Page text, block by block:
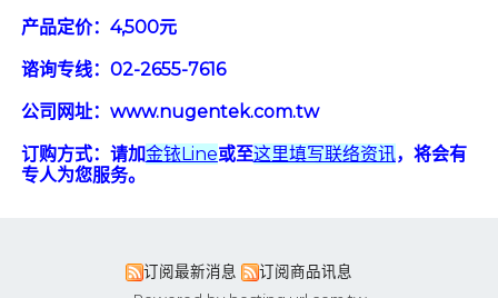
产品定价：4,500元
谘询专线：02-2655-7616
公司网址：www.nugentek.com.tw
订购方式：请加金铱Line或至这里填写联络资讯，将会有
专人为您服务。
订阅最新消息
订阅商品讯息